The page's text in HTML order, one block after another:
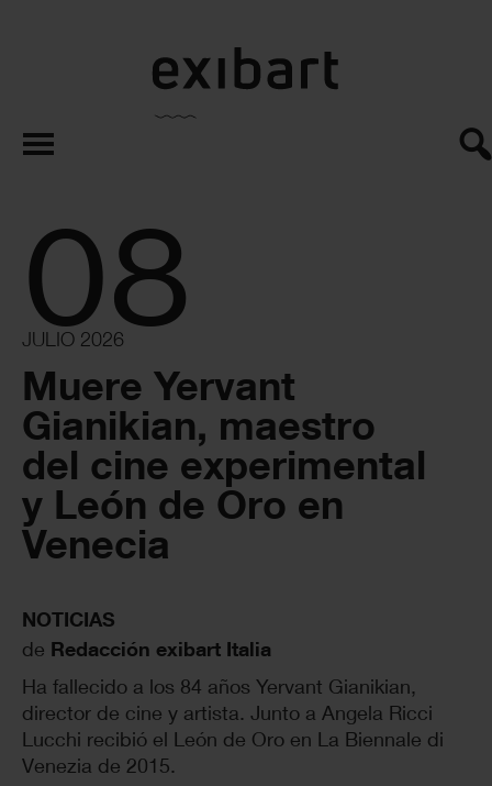
exibart.es
08
JULIO 2026
Muere Yervant
Gianikian, maestro
del cine experimental
y León de Oro en
Venecia
NOTICIAS
de Redacción exibart Italia
Ha fallecido a los 84 años Yervant Gianikian,
director de cine y artista. Junto a Angela Ricci
Lucchi recibió el León de Oro en La Biennale di
Venezia de 2015.